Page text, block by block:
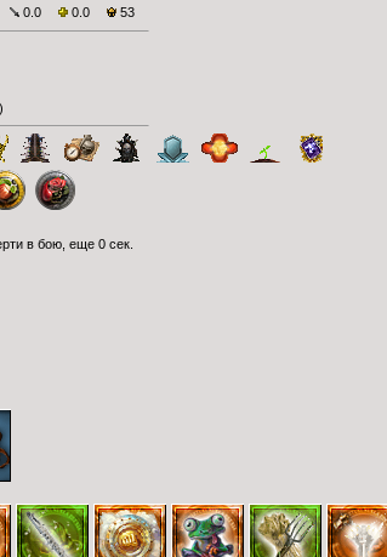
0.0 0.0 53
)
в бою, еще 0 сек.